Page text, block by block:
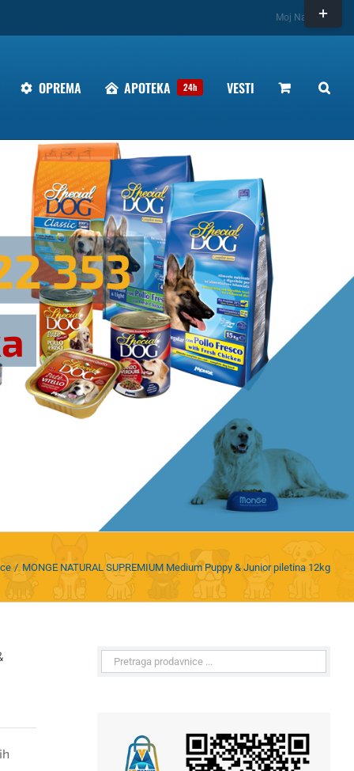
Moj Nalog
OPREMA APOTEKA 24h VESTI
353
MONGE NATURAL SUPREMIUM Medium Puppy & Junior piletina 12kg
Toggle
Sliding
Bar